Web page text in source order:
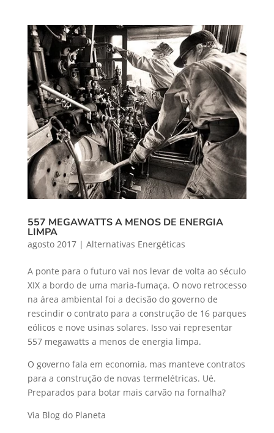
557 MEGAWATTS A MENOS DE ENERGIA
LIMPA
agosto 2017| Alternativas Energéticas
A ponte para o futuro vai nos levar de volta ao século
XIX a bordo de uma maria-fumaça. O novo retrocesso
na área ambiental foi a decisão do governo de
rescindir o contrato para a construção de 16 parques
eólicos e nove usinas solares. Isso vai representar
557 megawatts a menos de energia limpa.
O governo fala em economia, mas manteve contratos
para a construção de novas termelétricas. Ué.
Preparados para botar mais carvão na fornalha?
Via Blog do Planeta